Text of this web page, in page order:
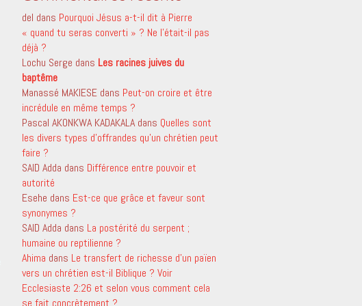
del dans Pourquoi Jésus a-t-il dit à Pierre
« quand tu seras converti » ? Ne l’était-il pas
déjà ?
Lochu Serge dans Les racines juives du
baptême
Manassé MAKIESEdans Peut-on croire et être
incrédule en même temps ?
Pascal AKONKWA KADAKALAdans Quelles sont
les divers types d’offrandes qu’un chrétien peut
faire ?
SAID Adda dans Différence entre pouvoir et
autorité
Esehe dans Est-ce que grâce et faveur sont
synonymes ?
SAID Adda dans La postérité du serpent ;
humaine ou reptilienne ?
Ahima dans Le transfert de richesse d’un païen
vers un chrétien est-il Biblique ? Voir
Ecclesiaste 2:26 et selon vous comment cela
se fait concrètement ?